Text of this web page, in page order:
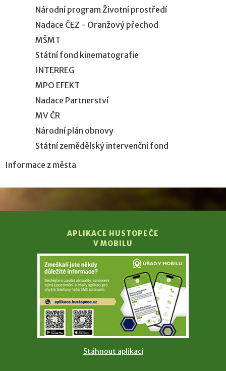
Národní program Životní prostředí
Nadace ČEZ - Oranžový přechod
MŠMT
Státní fond kinematografie
INTERREG
MPO EFEKT
Nadace Partnerství
MV ČR
Národní plán obnovy
Státní zemědělský intervenční fond
Informace z města
APLIKACE HUSTOPEČE
V MOBILU
Stáhnout aplikaci